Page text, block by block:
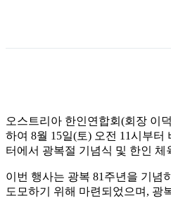
오스트리아 한인연합회(회장 이
하여 8월 15일(토) 오전 11시부터
터에서 광복절 기념식 및 한인 체
이번 행사는 광복 81주년을 기념
도모하기 위해 마련되었으며, 광